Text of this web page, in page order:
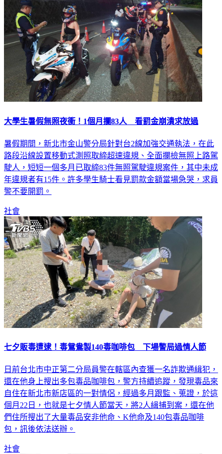
大學生暑假無照夜衝！1個月攔83人 看罰金崩潰求放過
暑假期間，新北市金山警分局針對台2線加強交通執法，在此
路段沿線設置移動式測照取締超速違規、全面攔檢無照上路駕
駛人，短短一個多月已取締83件無照駕駛違規案件，其中未成
年違規者有15件。許多學生騎士看見罰款金額當場急哭，求員
警不要開罰。
社會
七夕販毒遭逮！毒鴛鴦製140毒咖啡包 下場警局過情人節
日前台北市中正第二分局員警在轄區內查獲一名詐欺通緝犯，
還在他身上搜出多包毒品咖啡包，警方持續追蹤，發現毒品來
自住在新北市新店區的一對情侶，經過多月跟監、蒐證，於這
個月22日，也就是七夕情人節當天，將2人緝捕到案，還在他
們住所搜出了大量毒品安非他命、K他命及140包毒品咖啡
包，訊後依法送辦。
社會